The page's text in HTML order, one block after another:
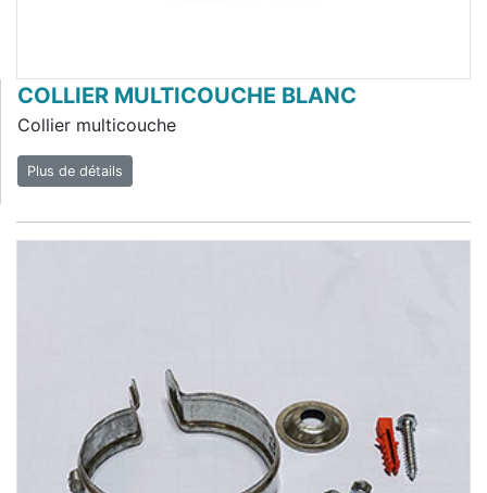
COLLIER MULTICOUCHE BLANC
Collier multicouche
Plus de détails